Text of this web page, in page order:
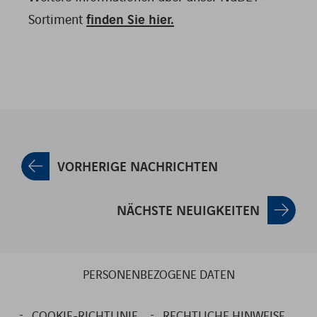
Sortimentfinden Sie hier.
VORHERIGE NACHRICHTEN
NÄCHSTE NEUIGKEITEN
PERSONENBEZOGENE DATEN